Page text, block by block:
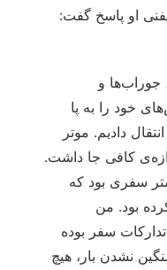
او پاسخ گفت:
و
خود را به پا
دادیم. موتر
کافی جا داشت.
سفری بود که
بود. من
سفر بوده
نشدن بار، هیچ